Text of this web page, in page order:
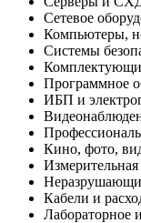
Сетевое
Компьютеры,
Системы
Программное
ИБП и
Кино, фото,
Измерительная
Кабели и
Лабораторное